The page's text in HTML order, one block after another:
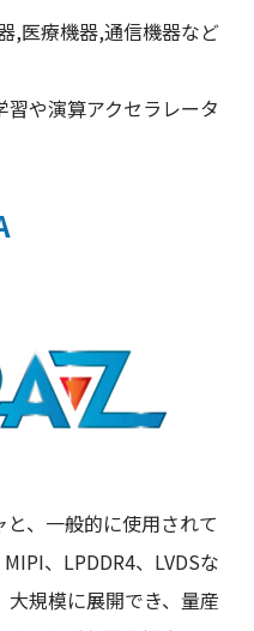
,医療機器,通信機器など
や演算アクセラレータ
、一般的に使用されて
、LPDDR4、LVDSな
大規模に展開でき、量産